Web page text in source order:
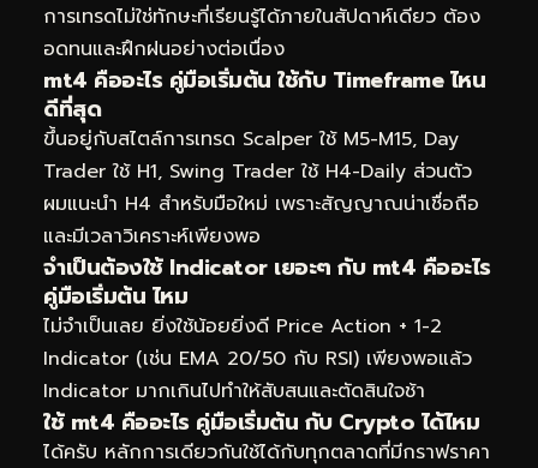
การเทรดไม่ใช่ทักษะที่เรียนรู้ได้ภายในสัปดาห์เดียว ต้อง
อดทนและฝึกฝนอย่างต่อเนื่อง
mt4 คืออะไร คู่มือเริ่มต้น ใช้กับ Timeframe ไหน
ดีที่สุด
ขึ้นอยู่กับสไตล์การเทรด Scalper ใช้ M5-M15, Day
Trader ใช้ H1, Swing Trader ใช้ H4-Daily ส่วนตัว
ผมแนะนำ H4 สำหรับมือใหม่ เพราะสัญญาณน่าเชื่อถือ
และมีเวลาวิเคราะห์เพียงพอ
จำเป็นต้องใช้ Indicator เยอะๆ กับ mt4 คืออะไร
คู่มือเริ่มต้น ไหม
ไม่จำเป็นเลย ยิ่งใช้น้อยยิ่งดี Price Action + 1-2
Indicator (เช่น EMA 20/50 กับ RSI) เพียงพอแล้ว
Indicator มากเกินไปทำให้สับสนและตัดสินใจช้า
ใช้ mt4 คืออะไร คู่มือเริ่มต้น กับ Crypto ได้ไหม
ได้ครับ หลักการเดียวกันใช้ได้กับทุกตลาดที่มีกราฟราคา